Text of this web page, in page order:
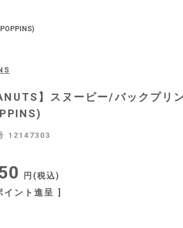
】スヌーピー/バックプリ
12147303
税込
イント進呈 ]